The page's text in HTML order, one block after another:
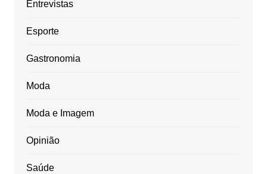
Entrevistas
Esporte
Gastronomia
Moda
Moda e Imagem
Opinião
Saúde